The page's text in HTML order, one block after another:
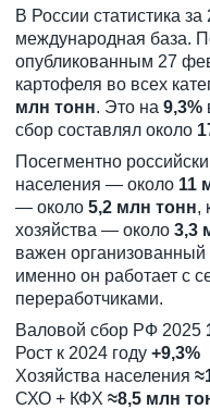
В России статистика
международная база.
опубликованным 27
картофеля во всех
млн тонн. Это на 9,3%
сбор составлял около
Посегментно
населения — около 11
— около 5,2 млн тонн,
хозяйства — около 3,3
важен организованный
именно он работает с
переработчиками.
Валовой сбор РФ 2025
Рост к 2024 году +9,3%
Хозяйства населения
СХО + КФХ ≈8,5 млн